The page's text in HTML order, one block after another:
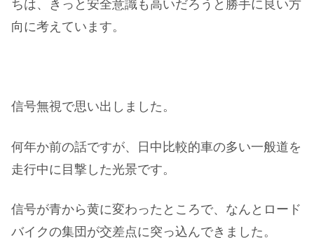
ちは、きっと安全意識も高いだろうと勝手に良い方
向に考えています。
信号無視で思い出しました。
何年か前の話ですが、日中比較的車の多い一般道を
走行中に目撃した光景です。
信号が青から黄に変わったところで、なんとロード
バイクの集団が交差点に突っ込んできました。